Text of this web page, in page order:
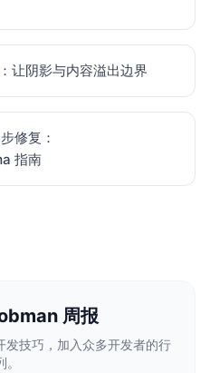
让阴影与内容溢出边界
修复：
指南
周报
技巧，加入众多开发者的行
。